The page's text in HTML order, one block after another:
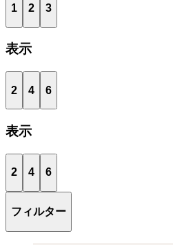
1 2 3
表示
2 4 6
表示
2 4 6
フィルター